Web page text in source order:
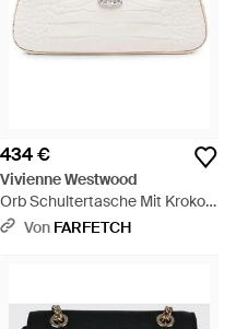
434 €
Vivienne Westwood
Orb Schultertasche Mit Kroko-
Effekt - Natur
Von FARFETCH